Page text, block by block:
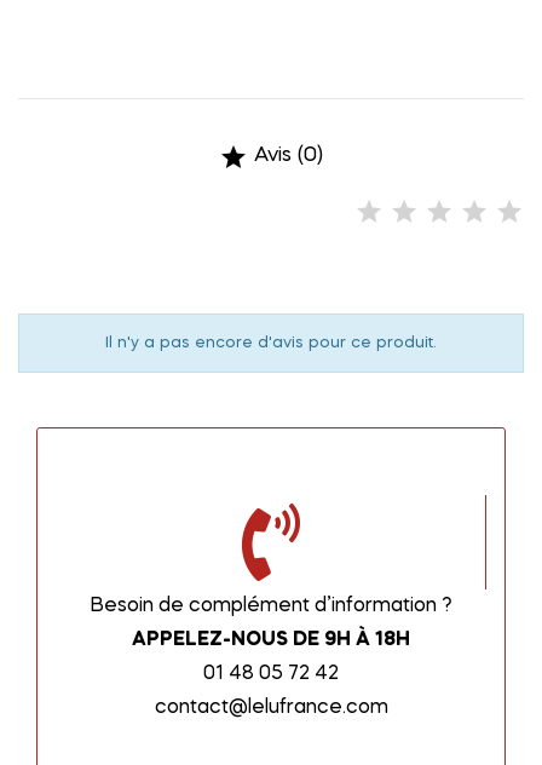
 Avis (0)
Il n'y a pas encore d'avis pour ce produit.
Besoin de complément d’information ?
APPELEZ-NOUS DE 9H À 18H
01 48 05 72 42
contact@lelufrance.com